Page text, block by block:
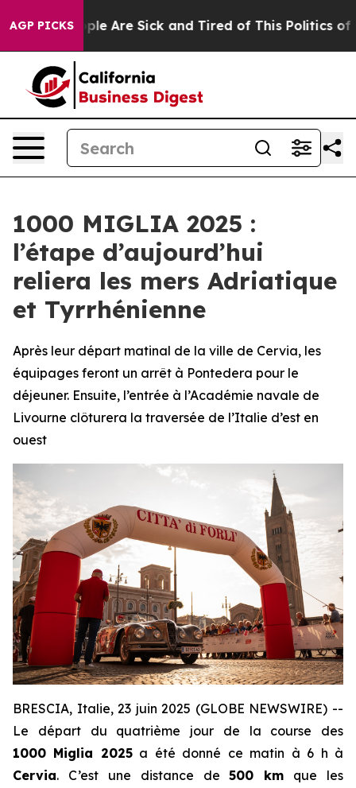
AGP PICKS
“People Are Sick and Tired of This Politics of
1000 MIGLIA 2025 :
l’étape d’aujourd’hui
reliera les mers Adriatique
et Tyrrhénienne
Après leur départ matinal de la ville de Cervia, les
équipages feront un arrêt à Pontedera pour le
déjeuner. Ensuite, l’entrée à l’Académie navale de
Livourne clôturera la traversée de l’Italie d’est en
ouest
BRESCIA, Italie, 23 juin 2025 (GLOBE NEWSWIRE) --
Le départ du quatrième jour de la course des
1000 Miglia 2025a été donné ce matin à 6 h à
Cervia. C’est une distance de500 km que les